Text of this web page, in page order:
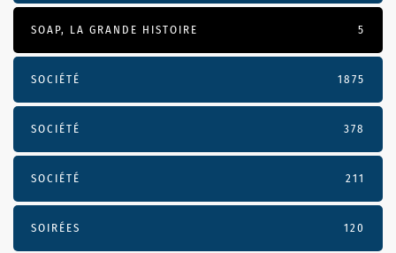
SOAP, LA GRANDE HISTOIRE 5
SOCIÉTÉ 1875
SOCIÉTÉ 378
SOCIÉTÉ 211
SOIRÉES 120